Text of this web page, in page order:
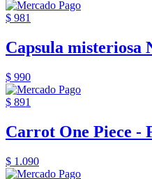
$ 981
Capsula misteriosa
$ 990
$ 891
Carrot One Piece -
$ 1.090